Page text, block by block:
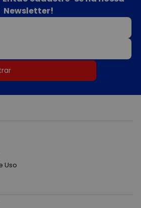
Newsletter!
Uso